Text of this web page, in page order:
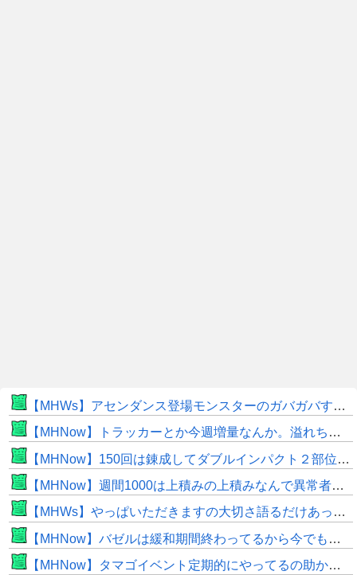
【MHWs】アセンダンス登場モンスターのガバガバすぎる偽リークきたな
【MHNow】トラッカーとか今週増量なんか。溢れちゃうから来週にして欲しいわ何狩れいうねん
【MHNow】150回は錬成してダブルインパクト２部位だけって流石に泣けてくる
【MHNow】週間1000は上積みの上積みなんで異常者です
【MHWs】やっぱいただきますの大切さ語るだけあって飯のこだわり凄いよね
【MHNow】バゼルは緩和期間終わってるから今でもとんでもない数必要なんじゃない？
【MHNow】タマゴイベント定期的にやってるの助かるよね